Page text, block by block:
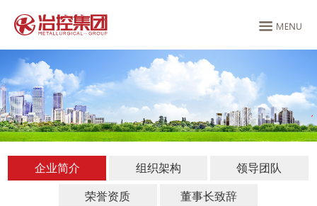
企业简介 组织架构
领导团队
荣誉资质
董事长致辞